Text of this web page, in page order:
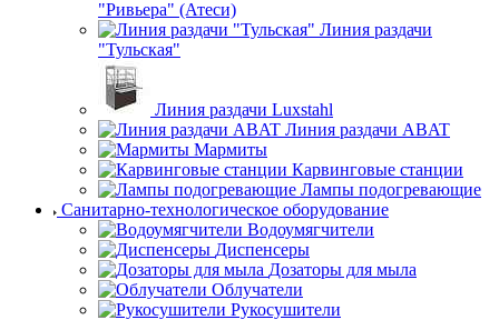
"Тульская"
Линия раздачи ABAT
Мармиты
Лампы подогревающие
Санитарно-технологическое оборудование
Водоумягчители
Диспенсеры
Дозаторы для мыла
Облучатели
Рукосушители
Посуда и инвентарь